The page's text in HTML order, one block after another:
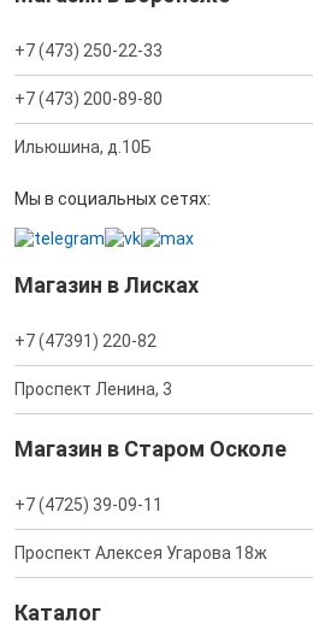
+7 (473) 250-22-33
+7 (473) 200-89-80
Ильюшина, д.10Б
Мы в социальных сетях:
Магазин в Лисках
+7 (47391) 220-82
Проспект Ленина, 3
Магазин в Старом Осколе
+7 (4725) 39-09-11
Проспект Алексея Угарова 18ж
Каталог